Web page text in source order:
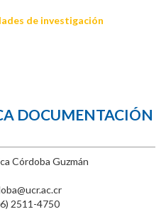
de investigación
DOCUMENTACIÓN
Córdoba Guzmán
2511-4750